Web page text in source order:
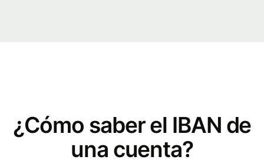
¿Cómo saber el IBAN de
una cuenta?